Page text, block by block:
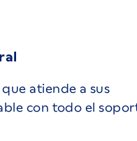
atiende a sus
con todo el